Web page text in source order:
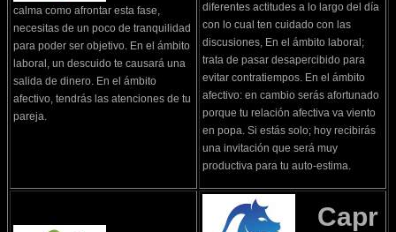
calma como afrontar esta fase,
necesitas de un poco de tranquilidad
para poder ser objetivo. En el ámbito
laboral, un descuido te causará una
salida de dinero. En el ámbito
afectivo, tendrás las atenciones de tu
pareja.
diferentes actitudes a lo largo del día
con lo cual ten cuidado con las
discusiones, En el ámbito laboral;
trata de pasar desapercibido para
evitar contratiempos. En el ámbito
afectivo: en cambio serás afortunado
porque tu relación afectiva va viento
en popa. Si estás solo; hoy recibirás
una invitación que será muy
productiva para tu auto-estima.
Capr